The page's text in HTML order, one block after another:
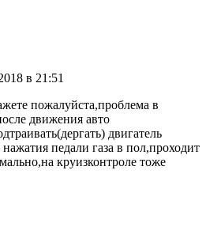
в 21:51
пожалуйста,проблема в
движения авто
двигатель
нажатия педали газа в пол,проходит
круизконтроле тоже